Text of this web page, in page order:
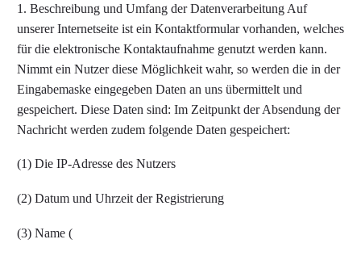
1. Beschreibung und Umfang der Datenverarbeitung Auf
unserer Internetseite ist ein Kontaktformular vorhanden, welches
für die elektronische Kontaktaufnahme genutzt werden kann.
Nimmt ein Nutzer diese Möglichkeit wahr, so werden die in der
Eingabemaske eingegeben Daten an uns übermittelt und
gespeichert. Diese Daten sind: Im Zeitpunkt der Absendung der
Nachricht werden zudem folgende Daten gespeichert:
(1) Die IP-Adresse des Nutzers
(2) Datum und Uhrzeit der Registrierung
(3) Name (